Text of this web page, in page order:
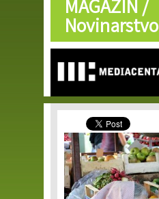
Skip to
main
content
MAGAZIN /
Novinarstvo